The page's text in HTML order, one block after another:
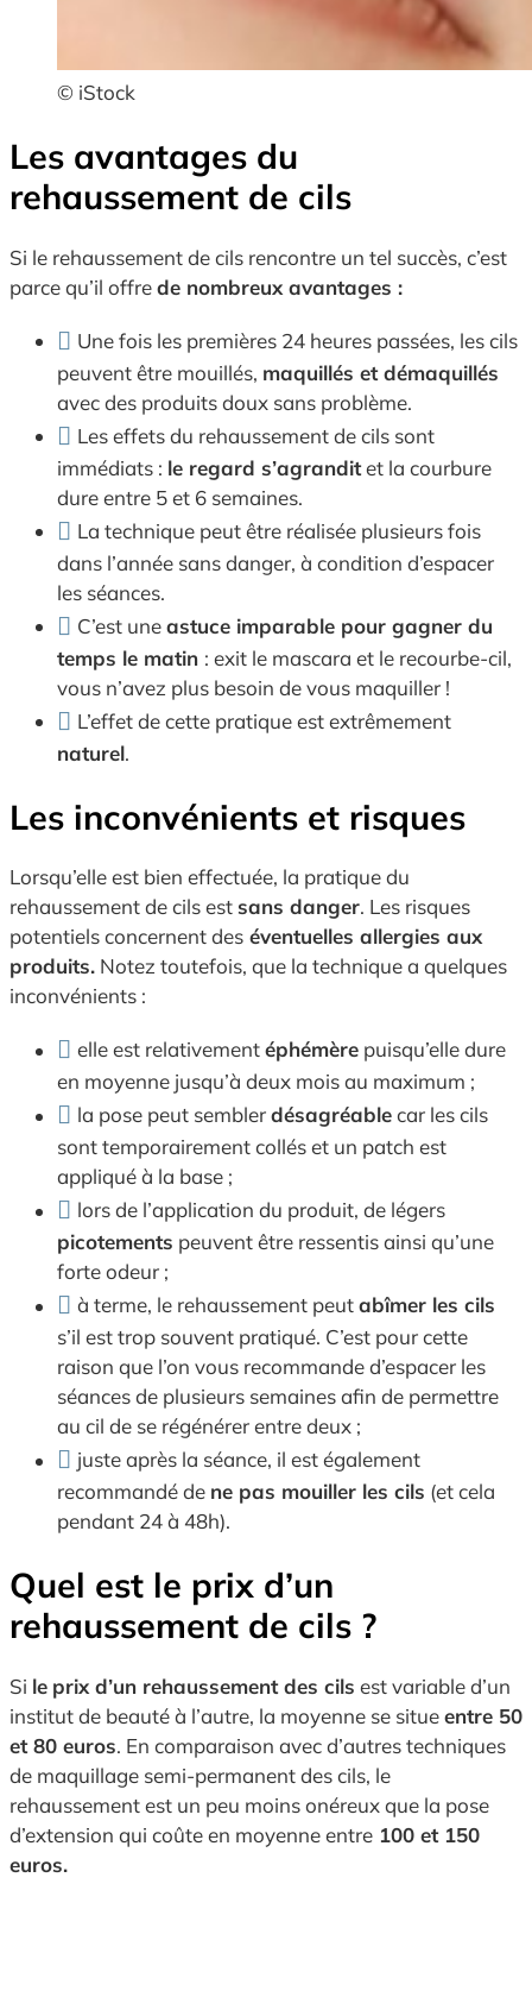
© iStock
Les avantages du
rehaussement de cils
Si le rehaussement de cils rencontre un tel succès, c’est
parce qu’il offrede nombreux avantages :
Une fois les premières 24 heures passées, les cils
peuvent être mouillés, maquillés et démaquillés
avec des produits doux sans problème.
Les effets du rehaussement de cils sont
immédiats : le regard s’agranditet la courbure
dure entre 5 et 6 semaines.
La technique peut être réalisée plusieurs fois
dans l’année sans danger, à condition d’espacer
les séances.
C’est uneastuce imparable pour gagner du
temps le matin : exit le mascara et le recourbe-cil,
vous n’avez plus besoin de vous maquiller !
L’effet de cette pratique est extrêmement
naturel.
Les inconvénients et risques
Lorsqu’elle est bien effectuée, la pratique du
rehaussement de cils est sans danger. Les risques
potentiels concernent des éventuelles allergies aux
produits. Notez toutefois, que la technique a quelques
inconvénients :
elle est relativementéphémère puisqu’elle dure
en moyenne jusqu’à deux mois au maximum ;
la pose peut semblerdésagréablecar les cils
sont temporairement collés et un patch est
appliqué à la base ;
lors de l’application du produit, de légers
picotements peuvent être ressentis ainsi qu’une
forte odeur ;
à terme, le rehaussement peutabîmer les cils
s’il est trop souvent pratiqué. C’est pour cette
raison que l’on vous recommande d’espacer les
séances de plusieurs semaines afin de permettre
au cil de se régénérer entre deux ;
juste après la séance, il est également
recommandé de ne pas mouiller les cils (et cela
pendant 24 à 48h).
Quel est le prix d’un
rehaussement de cils ?
Si le prix d’un rehaussement des cils est variable d’un
institut de beauté à l’autre, la moyenne se situeentre 50
et 80 euros. En comparaison avec d’autres techniques
de maquillage semi-permanent des cils, le
rehaussement est un peu moins onéreux que la pose
d’extension qui coûte en moyenne entre 100 et 150
euros.